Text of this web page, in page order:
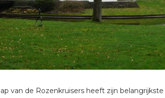
van de Rozenkruisers heeft zijn